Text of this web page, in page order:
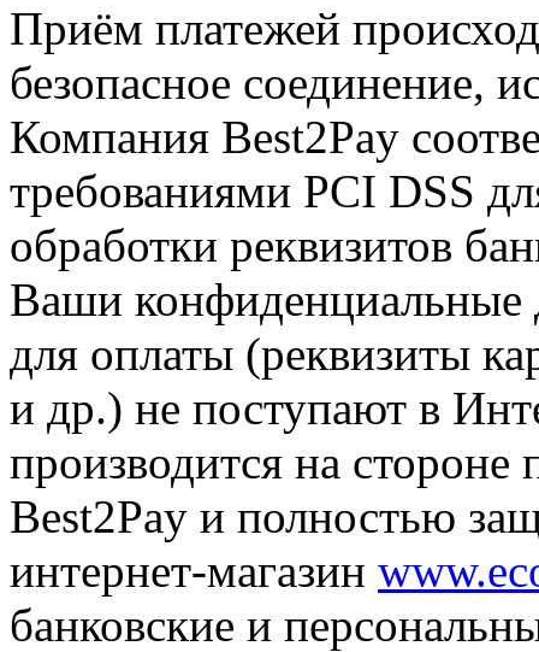
Приём платежей
безопасное соединение,
Компания Best2Pay
требованиями PCI DSS
обработки реквизитов
Ваши конфиденциальные
для оплаты (реквизиты
и др.) не поступают в
производится на стороне
Best2Pay и полностью
интернет-магазин
банковские и